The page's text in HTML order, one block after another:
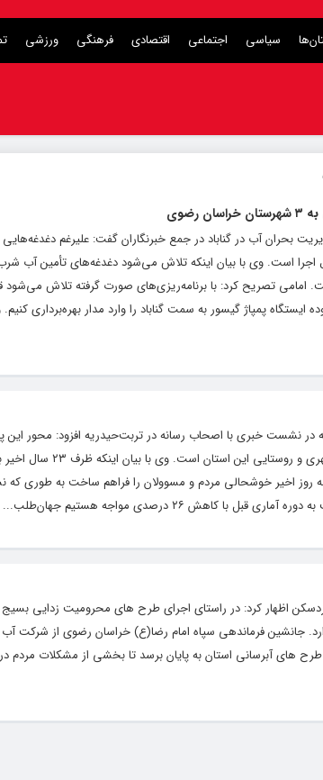
سیاسی اجتماعی اقتصادی فرهنگی ورزشی
حاشیه جلسه مدیریت بحران آب در گناباد در جمع خبرنگاران گفت: علیرغم
اجرا است. وی با بیان اینکه تلاش می‌شود دغدغه‌های تأمین آب
امامی تصریح کرد: با برنامه‌ریزی‌های صورت گرفته تلاش می‌شود
پمپاژ گیسور به سمت گناباد را وارد مدار بهره‌برداری
نشست خبری با اصحاب رسانه در تربت‌حیدریه افزود: محور این
هدف تامین و انتقال سریع آب شُرب
اخیر خوشحالی مردم و مسوولان را فراهم ساخت به طوری که
اظهار کرد: در راستای اجرای طرح های محرومیت زدایی
آبرسانی را در حال اجرا دارد. جانشین فرماندهی سپاه امام رضا(ع) خراسان رضوی
های آبرسانی استان به پایان برسد تا بخشی از مشکلات مردم